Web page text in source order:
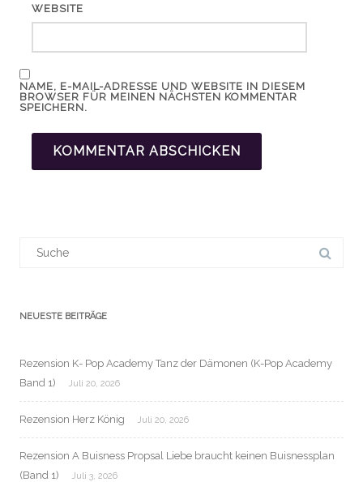
WEBSITE
NAME, E-MAIL-ADRESSE UND WEBSITE IN DIESEM
BROWSER FÜR MEINEN NÄCHSTEN KOMMENTAR
SPEICHERN.
NEUESTE BEITRÄGE
Rezension K- Pop Academy Tanz der Dämonen (K-Pop Academy
Band 1)
Juli 20, 2026
Rezension Herz König Juli 20, 2026
Rezension A Buisness Propsal Liebe braucht keinen Buisnessplan
(Band 1)
Juli 3, 2026